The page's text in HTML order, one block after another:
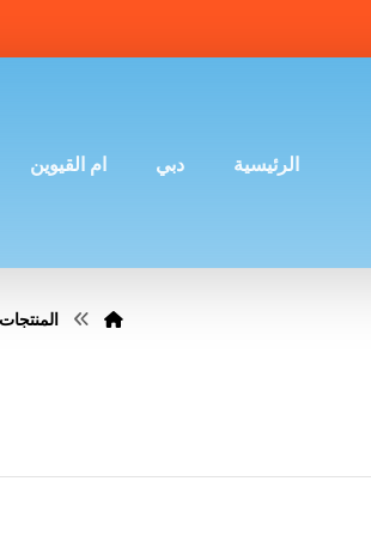
الرئيسية دبي ام القيوين